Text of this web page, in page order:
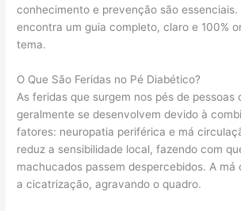
conhecimento e prevenção são essenciais.
encontra um guia completo, claro e 100%
tema.
O Que São Feridas no Pé Diabético?
As feridas que surgem nos pés de pessoas
geralmente se desenvolvem devido à
fatores: neuropatia periférica e má
reduz a sensibilidade local, fazendo com
machucados passem despercebidos. A
a cicatrização, agravando o quadro.